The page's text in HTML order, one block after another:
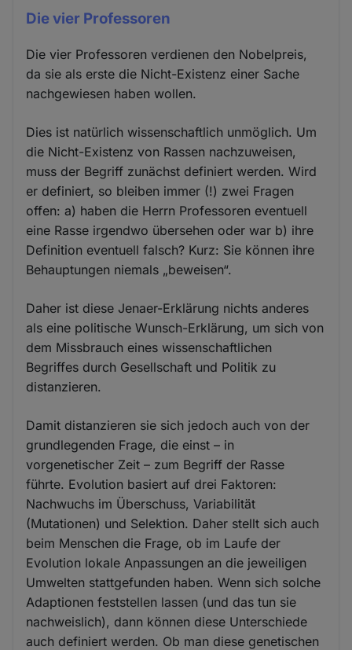
Die vier Professoren
Die vier Professoren verdienen den Nobelpreis,
da sie als erste die Nicht-Existenz einer Sache
nachgewiesen haben wollen.
Dies ist natürlich wissenschaftlich unmöglich. Um
die Nicht-Existenz von Rassen nachzuweisen,
muss der Begriff zunächst definiert werden. Wird
er definiert, so bleiben immer (!) zwei Fragen
offen: a) haben die Herrn Professoren eventuell
eine Rasse irgendwo übersehen oder war b) ihre
Definition eventuell falsch? Kurz: Sie können ihre
Behauptungen niemals „beweisen“.
Daher ist diese Jenaer-Erklärung nichts anderes
als eine politische Wunsch-Erklärung, um sich von
dem Missbrauch eines wissenschaftlichen
Begriffes durch Gesellschaft und Politik zu
distanzieren.
Damit distanzieren sie sich jedoch auch von der
grundlegenden Frage, die einst – in
vorgenetischer Zeit – zum Begriff der Rasse
führte. Evolution basiert auf drei Faktoren:
Nachwuchs im Überschuss, Variabilität
(Mutationen) und Selektion. Daher stellt sich auch
beim Menschen die Frage, ob im Laufe der
Evolution lokale Anpassungen an die jeweiligen
Umwelten stattgefunden haben. Wenn sich solche
Adaptionen feststellen lassen (und das tun sie
nachweislich), dann können diese Unterschiede
auch definiert werden. Ob man diese genetischen